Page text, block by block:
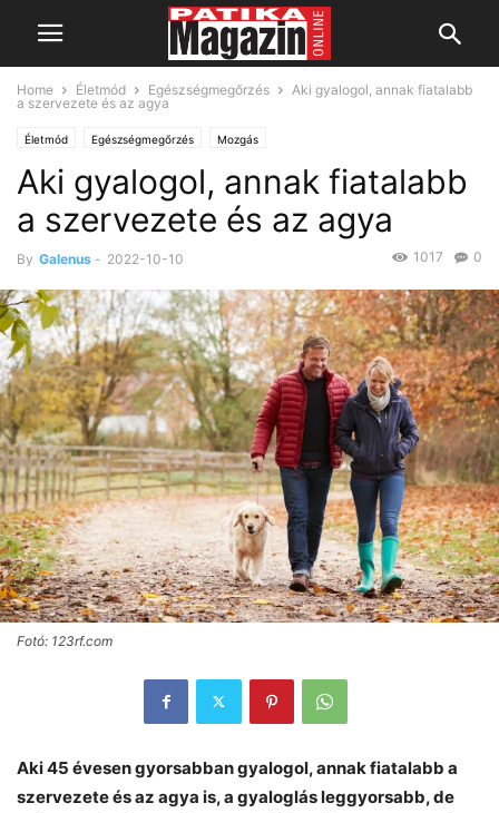
Home Életmód Egészségmegőrzés
Aki gyalogol, annak fiatalabb
a szervezete és az agya
Életmód Egészségmegőrzés Mozgás
Aki gyalogol, annak fiatalabb
a szervezete és az agya
By Galenus - 2022-10-10 0
1017
Fotó: 123rf.com
Aki 45 évesen gyorsabban gyalogol, annak fiatalabb a
szervezete és az agya is, a gyaloglás leggyorsabb, de